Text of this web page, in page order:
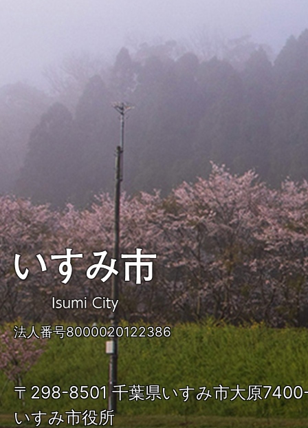
い
す
み
市
ISUMI
City
法人番号8000020122386
〒298-8501 千葉県いすみ市大原
いすみ市役所